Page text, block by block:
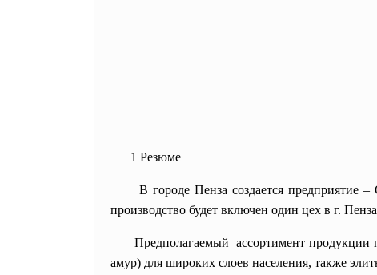
1 Резюме
В городе Пенза создается предприятие
производство будет включен один цех в г.
Предполагаемый ассортимент продукции
амур) для широких слоев населения, также